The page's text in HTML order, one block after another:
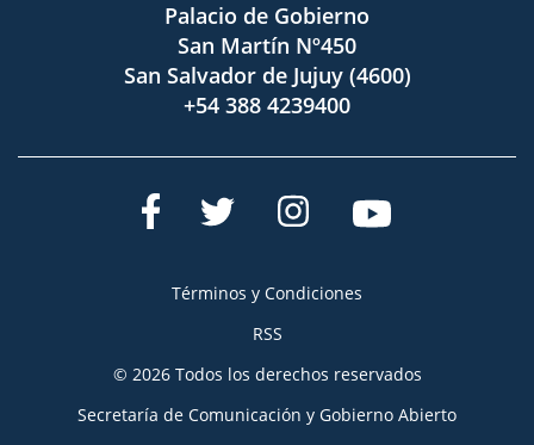
Palacio de Gobierno
San Martín Nº450
San Salvador de Jujuy (4600)
+54 388 4239400
Términos y Condiciones
RSS
© 2026 Todos los derechos reservados
Secretaría de Comunicación y Gobierno Abierto